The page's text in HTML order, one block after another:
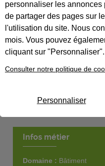
Contrat
Façadier
BretagnePubliée le 19/01/
Infos métier
Domaine : Bâtiment
personnaliser les
de partager des pages sur
l'utilisation du site. Nous
mois. Vous pouvez
cliquant sur "Personnaliser".
Consulter notre politique de
Personnaliser